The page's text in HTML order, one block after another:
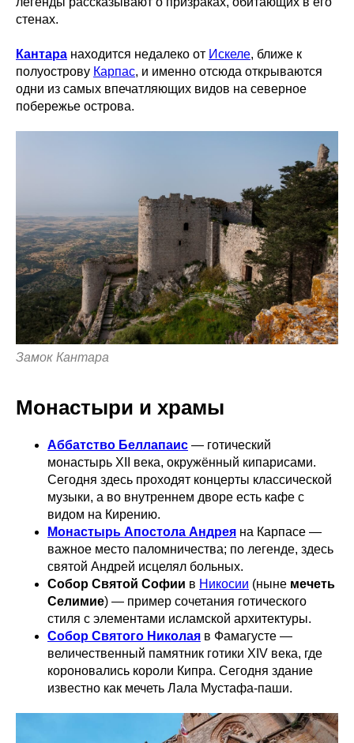
стенах.
Кантара находится недалеко от Искеле, ближе к
полуострову Карпас, и именно отсюда открываются
одни из самых впечатляющих видов на северное
побережье острова.
Замок Кантара
Монастыри и храмы
Аббатство Беллапаис — готический
монастырь XII века, окружённый кипарисами.
Сегодня здесь проходят концерты классической
музыки, а во внутреннем дворе есть кафе с
видом на Кирению.
Монастырь Апостола Андрея на Карпасе —
важное место паломничества; по легенде, здесь
святой Андрей исцелял больных.
Собор Святой Софии в Никосии (ныне мечеть
Селимие) — пример сочетания готического
стиля с элементами исламской архитектуры.
Собор Святого Николая в Фамагусте —
величественный памятник готики XIV века, где
короновались короли Кипра. Сегодня здание
известно как мечеть Лала Мустафа-паши.